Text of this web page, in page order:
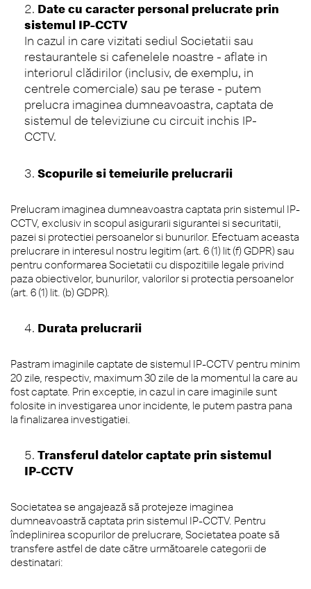
Date cu caracter personal prelucrate prin
sistemul IP-CCTV
In cazul in care vizitati sediul Societatii sau
restaurantele si cafenelele noastre - aflate in
interiorul clădirilor (inclusiv, de exemplu, in
centrele comerciale) sau pe terase - putem
prelucra imaginea dumneavoastra, captata de
sistemul de televiziune cu circuit inchis IP-
CCTV.
Scopurile si temeiurile prelucrarii
Prelucram imaginea dumneavoastra captata prin sistemul IP-
CCTV, exclusiv in scopul asigurarii sigurantei si securitatii,
pazei si protectiei persoanelor si bunurilor. Efectuam aceasta
prelucrare in interesul nostru legitim (art. 6 (1) lit (f) GDPR) sau
pentru conformarea Societatii cu dispozitiile legale privind
paza obiectivelor, bunurilor, valorilor si protectia persoanelor
(art. 6 (1) lit. (b) GDPR).
Durata prelucrarii
Pastram imaginile captate de sistemul IP-CCTV pentru minim
20 zile, respectiv, maximum 30 zile de la momentul la care au
fost captate. Prin exceptie, in cazul in care imaginile sunt
folosite in investigarea unor incidente, le putem pastra pana
la finalizarea investigatiei.
Transferul datelor captate prin sistemul
IP-CCTV
Societatea se angajează să protejeze imaginea
dumneavoastră captata prin sistemul IP-CCTV. Pentru
îndeplinirea scopurilor de prelucrare, Societatea poate să
transfere astfel de date către următoarele categorii de
destinatari: